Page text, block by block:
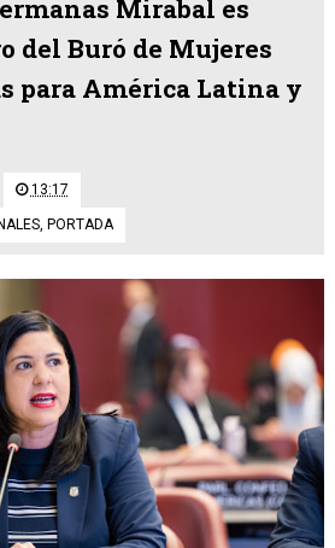
Mirabal es
del Buró de Mujeres
para América Latina y
13:17
, PORTADA